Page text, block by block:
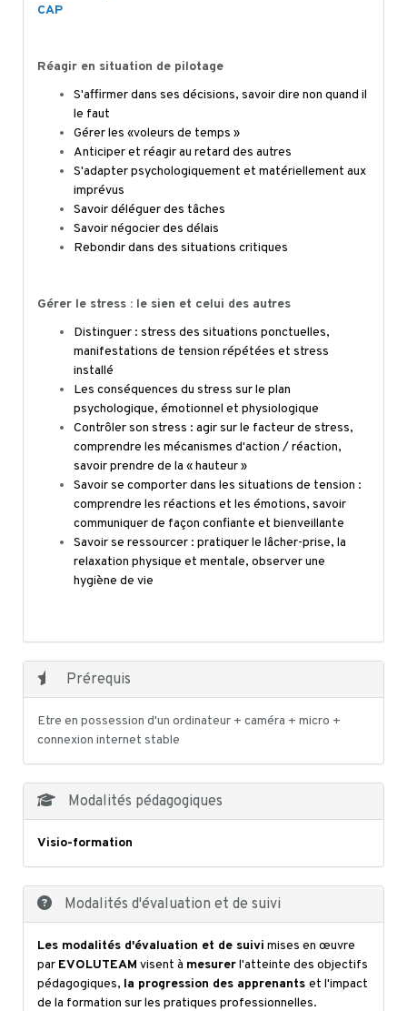
CAP
Réagir en situation de pilotage
S'affirmer dans ses décisions, savoir dire non quand il
le faut
Gérer les «voleurs de temps »
Anticiper et réagir au retard des autres
S'adapter psychologiquement et matériellement aux
imprévus
Savoir déléguer des tâches
Savoir négocier des délais
Rebondir dans des situations critiques
Gérer le stress : le sien et celui des autres
Distinguer : stress des situations ponctuelles,
manifestations de tension répétées et stress
installé
Les conséquences du stress sur le plan
psychologique, émotionnel et physiologique
Contrôler son stress : agir sur le facteur de stress,
comprendre les mécanismes d'action / réaction,
savoir prendre de la « hauteur »
Savoir se comporter dans les situations de tension :
comprendre les réactions et les émotions, savoir
communiquer de façon confiante et bienveillante
Savoir se ressourcer : pratiquer le lâcher-prise, la
relaxation physique et mentale, observer une
hygiène de vie
Prérequis
Etre en possession d'un ordinateur + caméra + micro +
connexion internet stable
Modalités pédagogiques
Visio-formation
Modalités d'évaluation et de suivi
Les modalités d'évaluation et de suivi mises en œuvre
par EVOLUTEAM visent à mesurerl'atteinte des objectifs
pédagogiques, la progression des apprenants et l'impact
de la formation sur les pratiques professionnelles.